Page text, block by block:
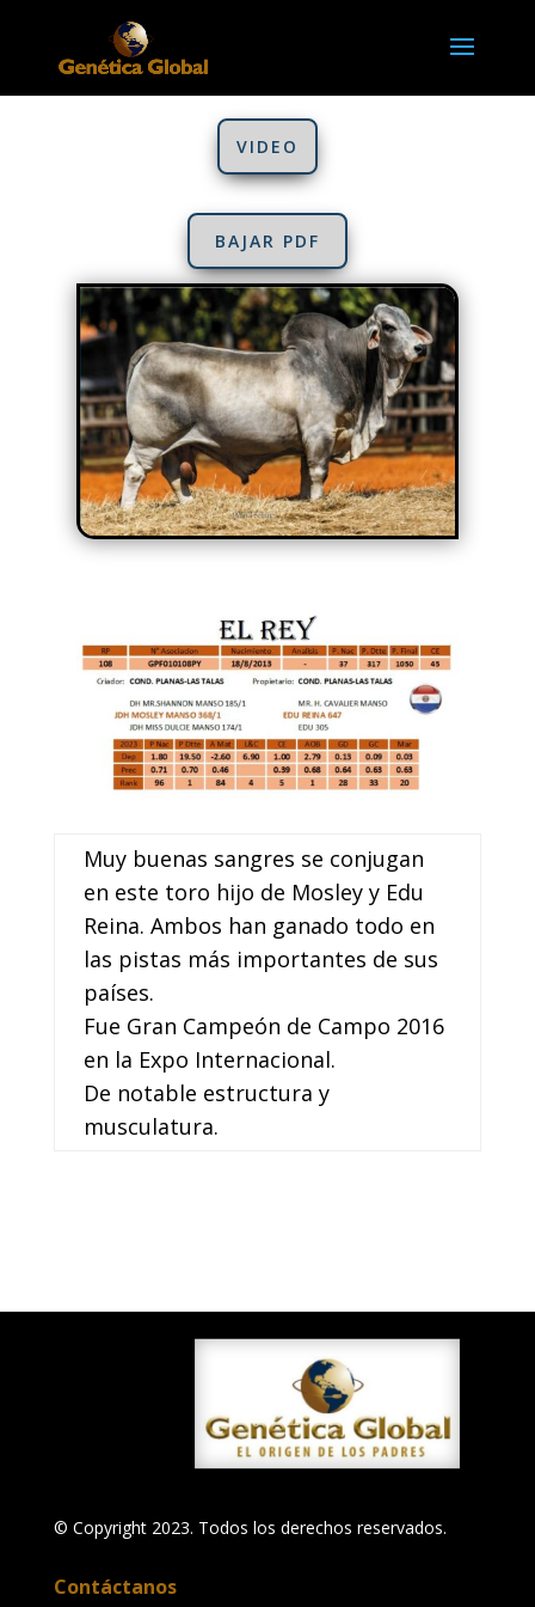
VIDEO
BAJAR PDF
Muy buenas sangres se conjugan
en este toro hijo de Mosley y Edu
Reina. Ambos han ganado todo en
las pistas más importantes de sus
países.
Fue Gran Campeón de Campo 2016
en la Expo Internacional.
De notable estructura y
musculatura.
© Copyright 2023. Todos los derechos reservados.
Contáctanos